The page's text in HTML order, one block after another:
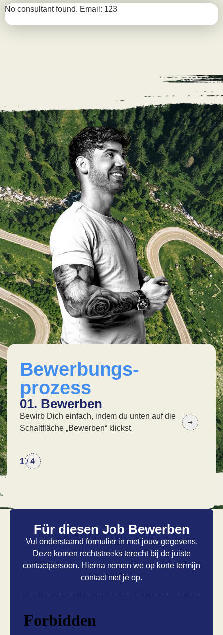
No consultant found. Email: 123
Bewerbungs-
prozess
01. Bewerben
Bewirb Dich einfach, indem du unten auf die
Schaltfläche „Bewerben“ klickst.
In
1/4
Für diesen Job Bewerben
Vul onderstaand formulier in met jouw gegevens.
Deze komen rechtstreeks terecht bij de juiste
contactpersoon. Hierna nemen we op korte termijn
contact met je op.